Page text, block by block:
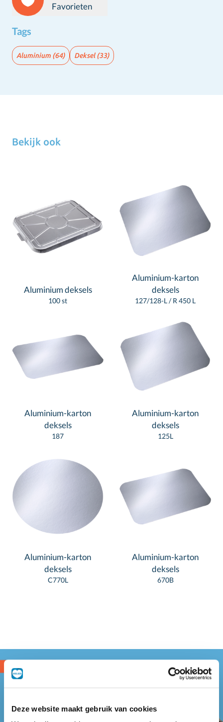
Deze website maakt gebruik van cookies
Favorieten
Tags
Aluminium (64) Deksel(33)
Bekijk ook
Aluminium deksels
100 st
Aluminium-karton
deksels
127/128-L / R 450 L
Aluminium-karton
deksels
187
Aluminium-karton
deksels
125L
Aluminium-karton
deksels
C770L
Aluminium-karton
deksels
670B